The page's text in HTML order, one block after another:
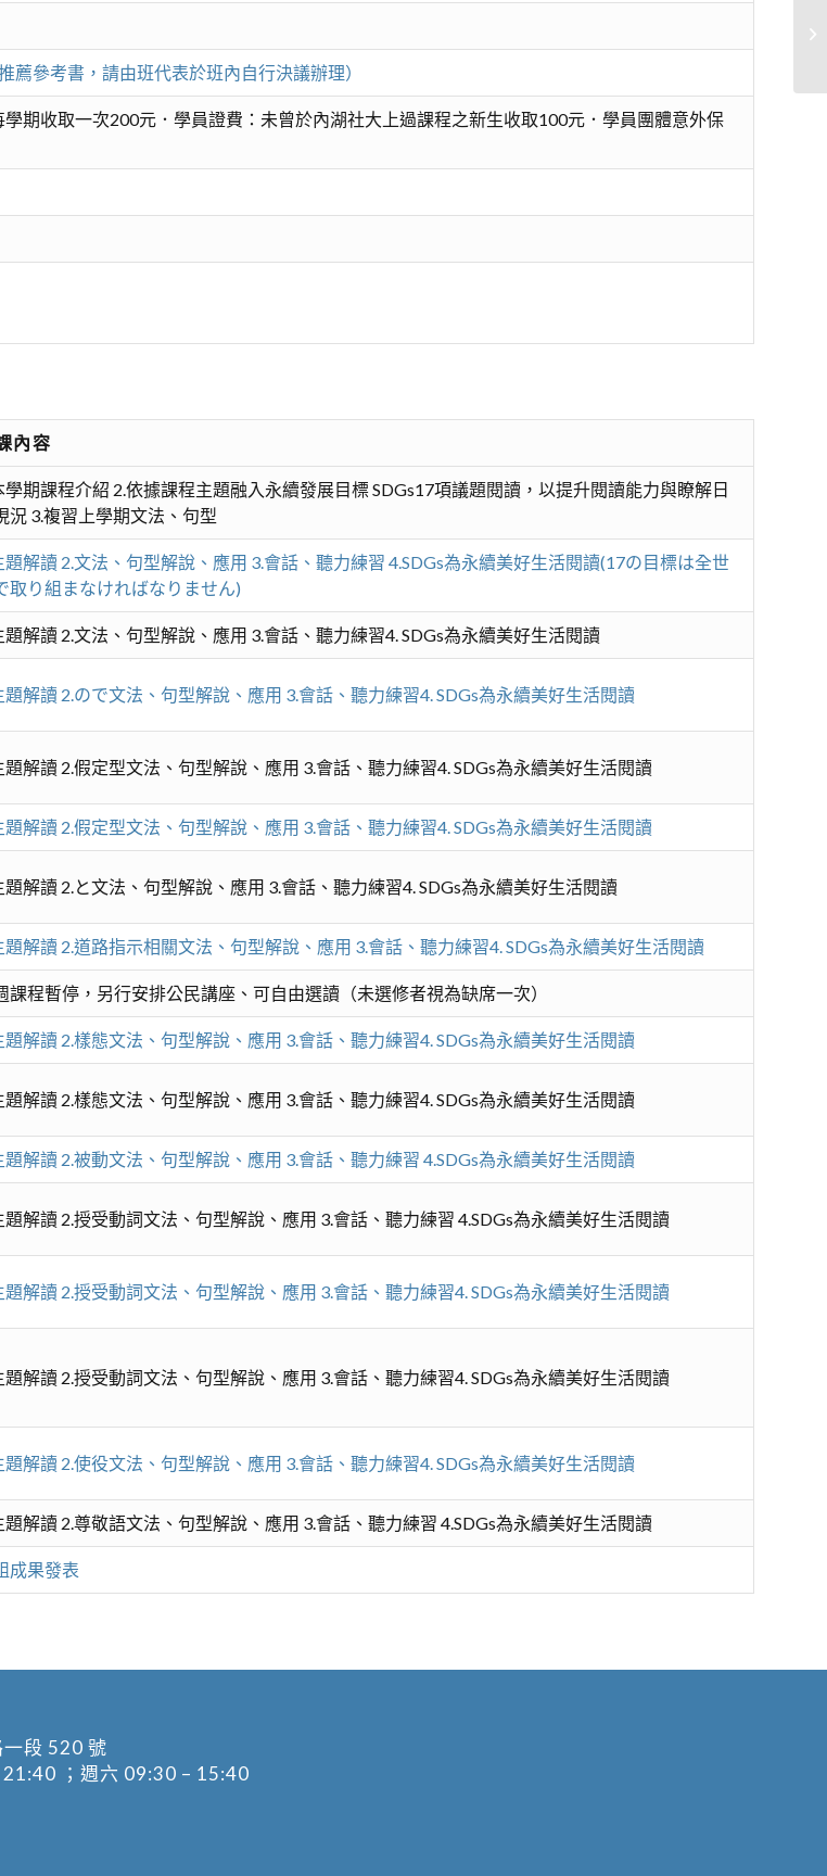
參考書，請由班代表於班內自行決議辦理）
期收取一次200元．學員證費：未曾於內湖社大上過課程之新生收取100元．學員團體意外保
內容
學期課程介紹 2.依據課程主題融入永續發展目標 SDGs17項議題閱讀，以提升閱讀能力與瞭解日
況 3.複習上學期文法、句型
題解讀 2.文法、句型解說、應用 3.會話、聽力練習 4.SDGs為永續美好生活閱讀(17の目標は全世
取り組まなければなりません)
題解讀 2.文法、句型解說、應用 3.會話、聽力練習4. SDGs為永續美好生活閱讀
題解讀 2.ので文法、句型解說、應用 3.會話、聽力練習4. SDGs為永續美好生活閱讀
題解讀 2.假定型文法、句型解說、應用 3.會話、聽力練習4. SDGs為永續美好生活閱讀
題解讀 2.假定型文法、句型解說、應用 3.會話、聽力練習4. SDGs為永續美好生活閱讀
題解讀 2.と文法、句型解說、應用 3.會話、聽力練習4. SDGs為永續美好生活閱讀
題解讀 2.道路指示相關文法、句型解說、應用 3.會話、聽力練習4. SDGs為永續美好生活閱讀
課程暫停，另行安排公民講座、可自由選讀（未選修者視為缺席一次）
題解讀 2.樣態文法、句型解說、應用 3.會話、聽力練習4. SDGs為永續美好生活閱讀
題解讀 2.樣態文法、句型解說、應用 3.會話、聽力練習4. SDGs為永續美好生活閱讀
題解讀 2.被動文法、句型解說、應用 3.會話、聽力練習 4.SDGs為永續美好生活閱讀
題解讀 2.授受動詞文法、句型解說、應用 3.會話、聽力練習 4.SDGs為永續美好生活閱讀
題解讀 2.授受動詞文法、句型解說、應用 3.會話、聽力練習4. SDGs為永續美好生活閱讀
題解讀 2.授受動詞文法、句型解說、應用 3.會話、聽力練習4. SDGs為永續美好生活閱讀
題解讀 2.使役文法、句型解說、應用 3.會話、聽力練習4. SDGs為永續美好生活閱讀
題解讀 2.尊敬語文法、句型解說、應用 3.會話、聽力練習 4.SDGs為永續美好生活閱讀
成果發表
段 520 號
；週六 09:30 – 15:40